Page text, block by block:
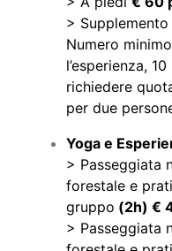
>
Numero
l’esperienza,
richiedere
per due
Yoga e
> Passeggiata
forestale e
gruppo (2h) €
> Passeggiata